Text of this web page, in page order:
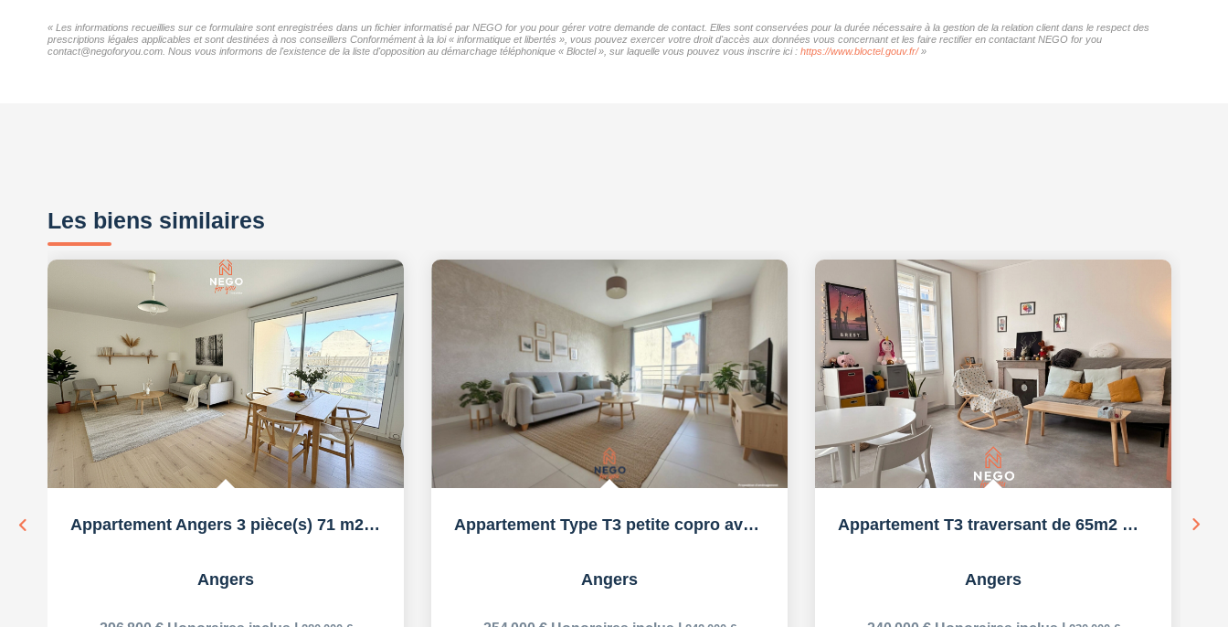
« Les informations recueillies sur ce formulaire sont enregistrées dans un fichier informatisé par NEGO for you pour gérer votre demande de contact. Elles sont conservées pour la durée nécessaire à la gestion de la relation client dans le respect des
prescriptions légales applicables et sont destinées à nos conseillers Conformément à la loi « informatique et libertés », vous pouvez exercer votre droit d'accès aux données vous concernant et les faire rectifier en contactant NEGO for you
contact@negoforyou.com. Nous vous informons de l'existence de la liste d'opposition au démarchage téléphonique « Bloctel », sur laquelle vous pouvez vous inscrire ici : https://www.bloctel.gouv.fr/»
Les biens similaires
Appartement Angers 3 pièce(s) 71 m2 + parking
Angers
Appartement Type T3 petite copro avec Stationnement
Angers
Appartement T3 traversant de 65m2 Secteur Gare / Visitation
Angers